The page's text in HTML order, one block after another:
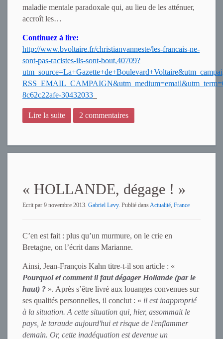
maladie mentale paradoxale qui, au lieu de les atténuer,
accroît les…
Continuez à lire:
http://www.bvoltaire.fr/christianvanneste/les-francais-ne-
sont-pas-racistes-ils-sont-bout,40709?
8c62c22afe-30432033
Lire la suite 2 commentaires
« HOLLANDE, dégage ! »
Ecrit par 9 novembre 2013. Gabriel Levy. Publié dansActualité, France
C’en est fait : plus qu’un murmure, on le crie en
Bretagne, on l’écrit dans Marianne.
Ainsi, Jean-François Kahn titre-t-il son article : «
Pourquoi et comment il faut dégager Hollande (par le
haut) ? ». Après s’être livré aux louanges convenues sur
ses qualités personnelles, il conclut : « il est inapproprié
à la situation. A cette situation qui, hier, assommait le
pays, le taraude aujourd'hui et risque de l'enflammer
demain. Or, cette inadéquation est devenue un